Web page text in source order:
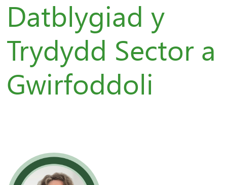
Datblygiad y
Trydydd Sector a
Gwirfoddoli